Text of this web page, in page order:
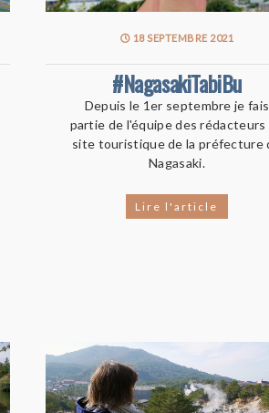
18 SEPTEMBRE 2021
#NagasakiTabiBu
Depuis le 1er septembre je fais
partie de l'équipe des rédacteurs
site touristique de la préfecture
Nagasaki.
Lire l'article